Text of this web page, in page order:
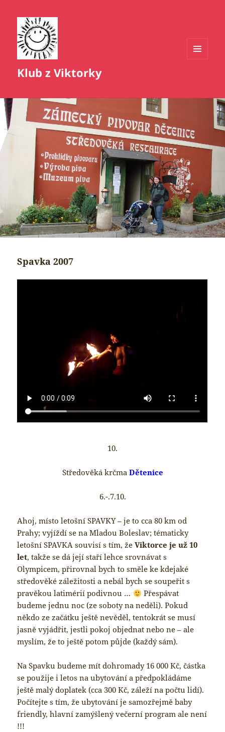
Klub z Viktorky
Spavka 2007
10.
Středověká krčma Dětenice
6.-.7.10.
Ahoj, místo letošní SPAVKY – je to cca 80 km od
Prahy; vyjíždí se na Mladou Boleslav; tématicky
letošní SPAVKA souvisí s tím, žeViktorce je už 10
let, takže se dá její staří lehce srovnávat s
Olympicem, přirovnal bych to směle ke kdejaké
středověké záležitosti a nebál bych se soupeřit s
pravěkou latimérií podivnou …
Přespávat
budeme jednu noc (ze soboty na neděli). Pokud
někdo ze začátku ještě nevěděl, tentokrát se musí
jasně vyjádřit, jestli pokoj objednat nebo ne – ale
myslím, že to ještě potom půjde (každý sám).
Na Spavku budeme mít dohromady 16 000 Kč, částka
se použije i letos na ubytování a předpokládáme
ještě malý doplatek (cca 300 Kč, záleží na počtu lidí).
Počítejte s tím, že ubytování je samozřejmě baby
friendly, hlavní zamýšlený večerní program ale není
!!!